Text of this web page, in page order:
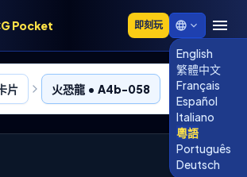
Pocket 即刻玩
English
繁體中文
Français
Español
Italiano
粵語
Português
Deutsch
片 火恐龍 • A4b-058